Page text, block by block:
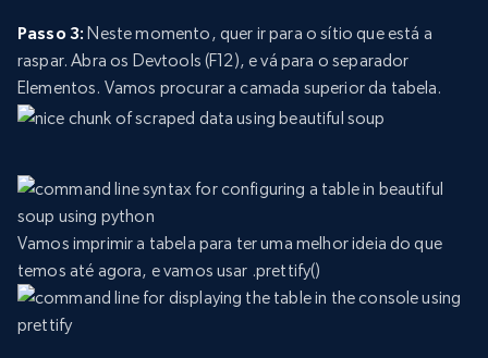
Passo 3: Neste momento, quer ir para o sítio que está a
raspar. Abra os Devtools (F12), e vá para o separador
Elementos. Vamos procurar a camada superior da tabela.
Vamos imprimir a tabela para ter uma melhor ideia do que
temos até agora, e vamos usar .prettify()